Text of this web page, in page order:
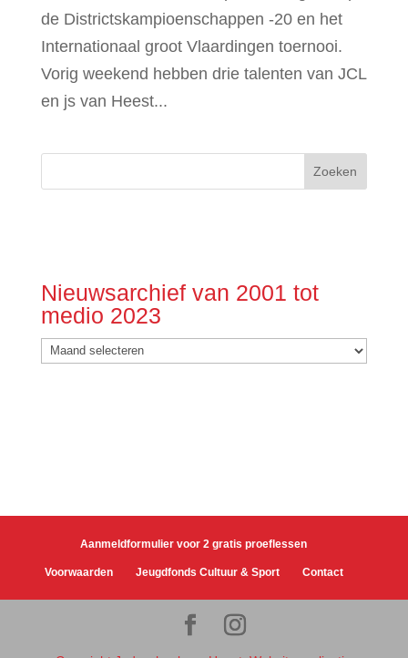
de Districtskampioenschappen -20 en het
Internationaal groot Vlaardingen toernooi.
Vorig weekend hebben drie talenten van JCL
en js van Heest...
Nieuwsarchief van 2001 tot
medio 2023
Nieuwsarchief
van
Aanmeldformulier voor 2 gratis proeflessen
Voorwaarden Jeugdfonds Cultuur & Sport Contact